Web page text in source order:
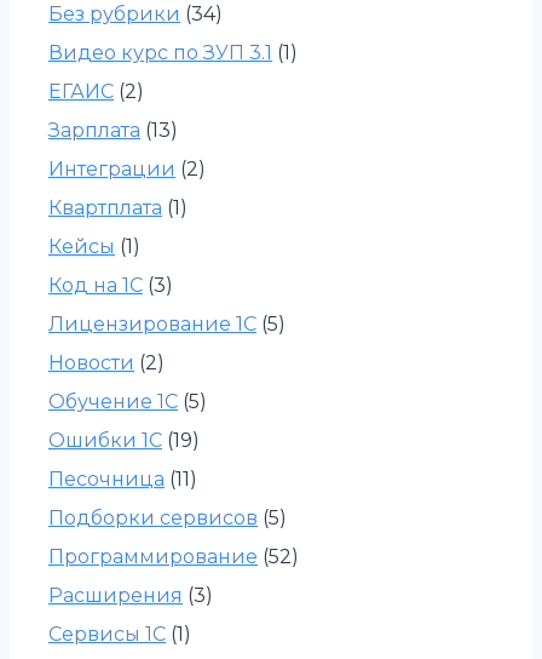
Без рубрики (34)
Видео курс по ЗУП 3.1 (1)
ЕГАИС (2)
Зарплата (13)
Интеграции (2)
Квартплата (1)
Кейсы (1)
Код на 1С (3)
Лицензирование 1С (5)
Новости (2)
Обучение 1С (5)
Ошибки 1С (19)
Песочница (11)
Подборки сервисов (5)
Программирование (52)
Расширения (3)
Сервисы 1С (1)